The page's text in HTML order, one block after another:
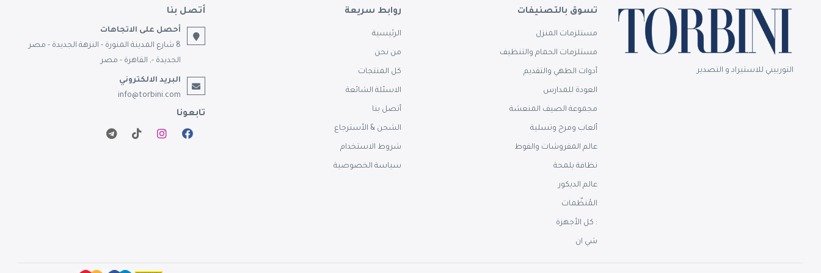
التوربيني للاستيراد و التصدير
تسوق بالتصنيفات
مستلزمات المنزل
مستلزمات الحمام والتنظيف
أدوات الطهي والتقديم
العودة للمدارس
مجموعة الصيف المنعشة
ألعاب ومرح وتسلية
عالم المفروشات والفوط
نظافة بلمحة
عالم الديكور
المُنظّمات
: كل الأجهزة
شي ان
روابط سريعة
الرئيسية
من نحن
كل المنتجات
الاسئلة الشائعة
أتصل بنا
الشحن & الأسترجاع
شروط الاستخدام
سياسة الخصوصية
أتصل بنا
أحصل على الاتجاهات
8 شارع المدينة المنورة - النزهة الجديدة - مصر
الجديدة -, القاهرة - مصر
البريد الالكتروني
info@torbini.com
تابعونا